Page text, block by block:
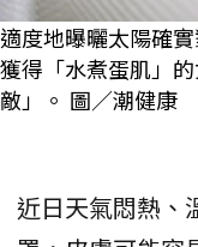
適度地曝曬太陽確
獲得「水煮蛋肌」
敵」。 圖／潮健康
近日天氣悶熱、